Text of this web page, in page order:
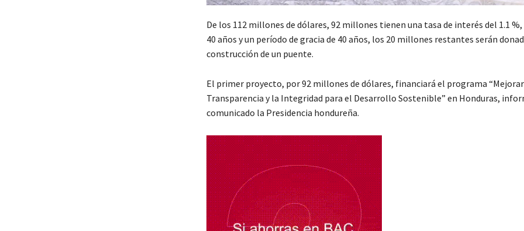
De los 112 millones de dólares, 92 millones tienen una tasa de interés del 1.1
40 años y un período de gracia de 40 años, los 20 millones restantes serán
construcción de un puente.
El primer proyecto, por 92 millones de dólares, financiará el programa
Transparencia y la Integridad para el Desarrollo Sostenible” en Honduras,
comunicado la Presidencia hondureña.